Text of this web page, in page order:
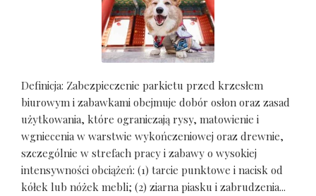
Definicja: Zabezpieczenie parkietu przed krzesłem
biurowym i zabawkami obejmuje dobór osłon oraz zasad
użytkowania, które ograniczają rysy, matowienie i
wgniecenia w warstwie wykończeniowej oraz drewnie,
szczególnie w strefach pracy i zabawy o wysokiej
intensywności obciążeń: (1) tarcie punktowe i nacisk od
kółek lub nóżek mebli; (2) ziarna piasku i zabrudzenia...